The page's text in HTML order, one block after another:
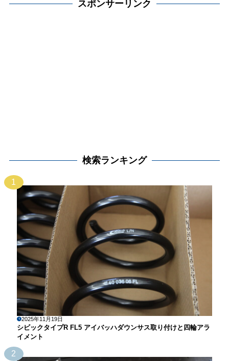
スポンサーリンク
検索ランキング
1
2025年11月19日
シビックタイプR FL5 アイバッハダウンサス取り付けと四輪アラ
イメント
2